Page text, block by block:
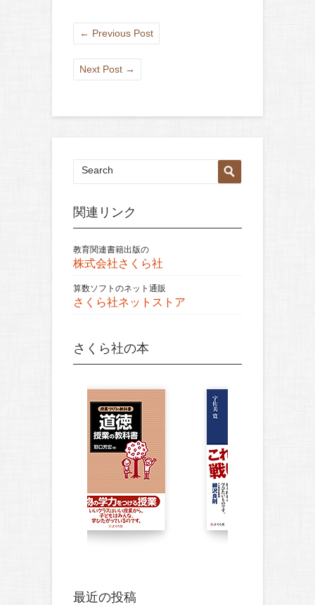
← Previous Post
Next Post →
関連リンク
教育関連書籍出版の
株式会社さくら社
算数ソフトのネット通販
さくら社ネットストア
さくら社の本
最近の投稿